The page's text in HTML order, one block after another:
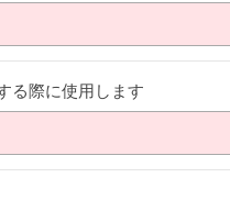
る際に使用します